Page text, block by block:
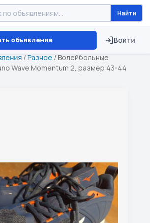
Найти
объявление Войти
Брест ⏱ ТОЛЬКО 15 ДНЕЙ
/Разное / Волейбольные
Wave Momentum 2, размер 43-44